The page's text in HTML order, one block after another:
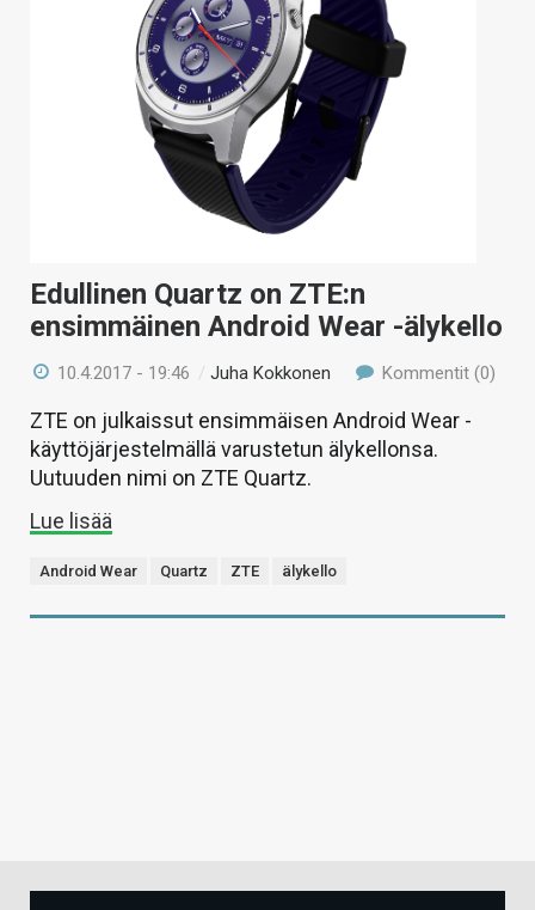
Edullinen Quartz on ZTE:n
ensimmäinen Android Wear -älykello
10.4.2017 - 19:46 /Juha Kokkonen Kommentit (0)
ZTE on julkaissut ensimmäisen Android Wear -
käyttöjärjestelmällä varustetun älykellonsa.
Uutuuden nimi on ZTE Quartz.
Lue lisää
Android Wear Quartz ZTE älykello